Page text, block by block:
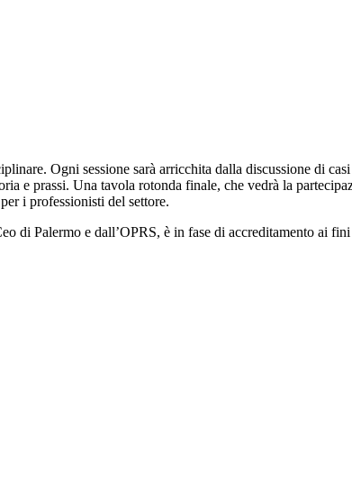
Ogni sessione sarà arricchita dalla discussione di
e prassi. Una tavola rotonda finale, che vedrà la
i professionisti del settore.
di Palermo e dall’OPRS, è in fase di accreditamento ai